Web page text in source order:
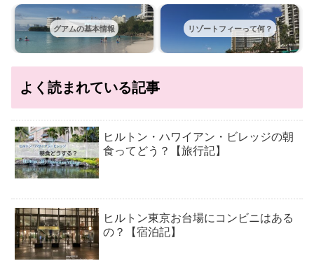
グアムの基本情報 リゾートフィーって何？
よく読まれている記事
ヒルトン・ハワイアン・ビレッジの朝
食ってどう？【旅行記】
ヒルトン東京お台場にコンビニはある
の？【宿泊記】